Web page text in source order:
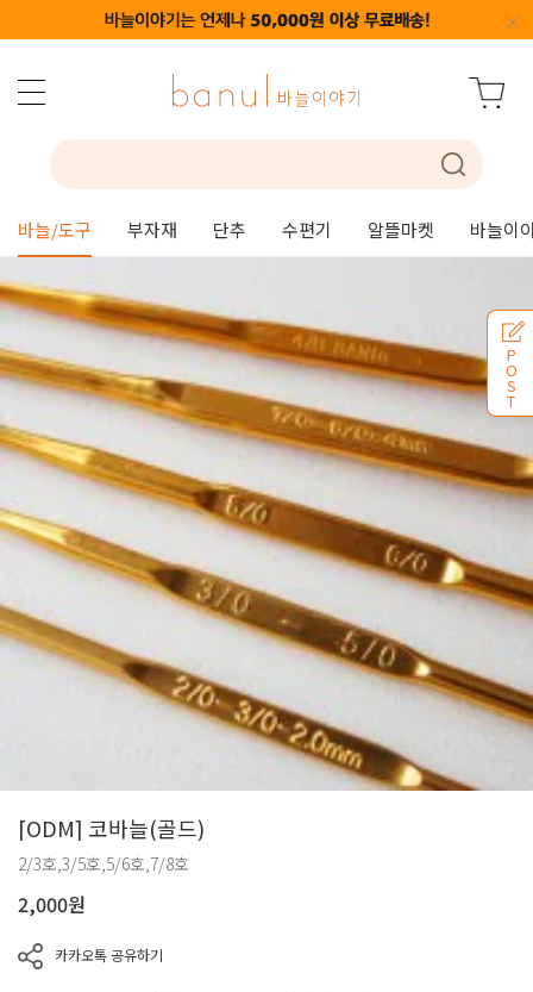
바늘/도구 부자재 단추 수편기 알뜰마켓 바늘이
P
O
S
T
[ODM] 코바늘(골드)
2/3호,3/5호,5/6호,7/8호
2,000원
카카오톡 공유하기